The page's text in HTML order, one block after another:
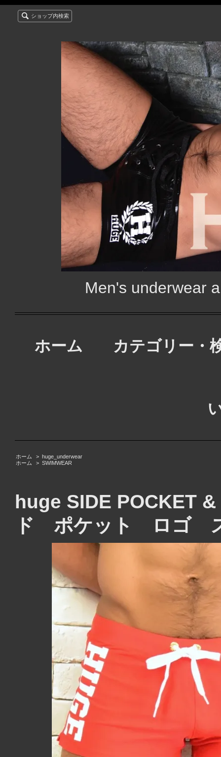
ショップ内検索
Men's underwear
ホーム カテゴリー・
ホーム > huge_underwear
ホーム
> SWIMWEAR
huge SIDE POCKET
ド ポケット ロゴ